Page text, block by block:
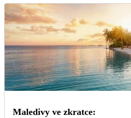
Maledivy ve zkratce: